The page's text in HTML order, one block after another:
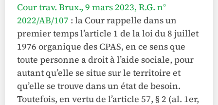
Cour trav. Brux., 9 mars 2023, R.G. n°
2022/AB/107 : la Cour rappelle dans un
premier temps l’article 1 de la loi du 8 juillet
1976 organique des CPAS, en ce sens que
toute personne a droit à l’aide sociale, pour
autant qu’elle se situe sur le territoire et
qu’elle se trouve dans un état de besoin.
Toutefois, en vertu de l’article 57, § 2 (al. 1er,